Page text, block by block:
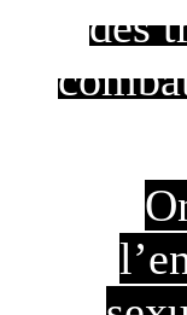
des